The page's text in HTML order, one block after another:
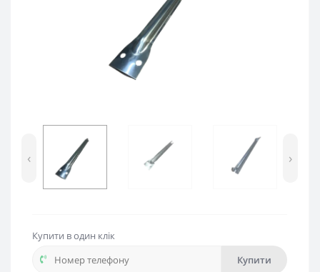
‹ ›
Купити в один клік
Купити